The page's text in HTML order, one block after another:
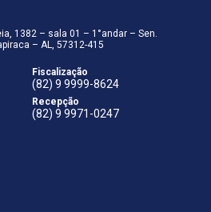
1382 – sala 01 – 1°andar – Sen.
– AL, 57312-415
Fiscalização
(82) 9 9999-8624
Recepção
(82) 9 9971-0247